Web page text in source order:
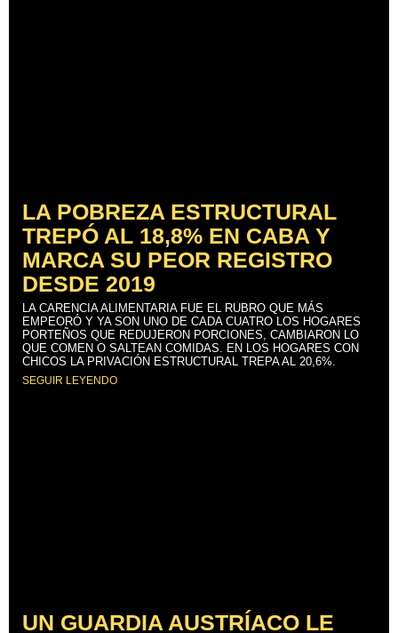
LA POBREZA ESTRUCTURAL
TREPÓ AL 18,8% EN CABA Y
MARCA SU PEOR REGISTRO
DESDE 2019
LA CARENCIA ALIMENTARIA FUE EL RUBRO QUE MÁS
EMPEORÓ Y YA SON UNO DE CADA CUATRO LOS HOGARES
PORTEÑOS QUE REDUJERON PORCIONES, CAMBIARON LO
QUE COMEN O SALTEAN COMIDAS. EN LOS HOGARES CON
CHICOS LA PRIVACIÓN ESTRUCTURAL TREPA AL 20,6%.
SEGUIR LEYENDO
UN GUARDIA AUSTRÍACO LE